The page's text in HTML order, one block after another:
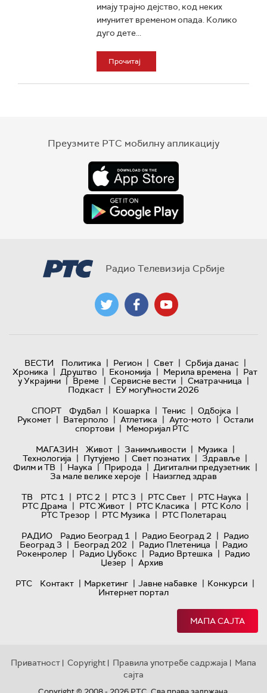
имају трајно дејство, код неких
имунитет временом опада. Колико
дуго дете...
Прочитај
Преузмите РТС мобилну апликацију
Радио Телевизија Србије
ВЕСТИ Политика | Регион | Свет | Србија данас |
Хроника | Друштво | Економија | Мерила времена | Рат
у Украјини | Време | Сервисне вести | Сматрачница |
Подкаст | ЕУ могућности 2026
СПОРТ
Фудбал | Кошарка | Тенис | Одбојка |
Рукомет | Ватерполо | Атлетика | Ауто-мото | Остали
спортови | Меморијал РТС
МАГАЗИН
Живот | Занимљивости | Музика |
Технологијa | Путујемо | Свет познатих | Здравље |
Филм и ТВ | Наука | Природа | Дигитални предузетник |
За мале велике хероје | Наизглед здрав
ТВ
РТС 1 | РТС 2 | РТС 3 | РТС Свет | РТС Наука |
РТС Драма | РТС Живот | РТС Класика | РТС Коло |
РТС Трезор | РТС Музика | РТС Полетарац
РАДИО
Радио Београд 1 | Радио Београд 2 | Радио
Београд 3 | Београд 202 | Радио Плетеница | Радио
Рокенролер | Радио Џубокс | Радио Вртешка | Радио
Џезер | Архив
РТС
Контакт | Маркетинг | Јавне набавке | Конкурси |
Интернет портал
МАПА САЈТА
Приватност | Copyright | Правила употребе садржаја | Мапа
сајта